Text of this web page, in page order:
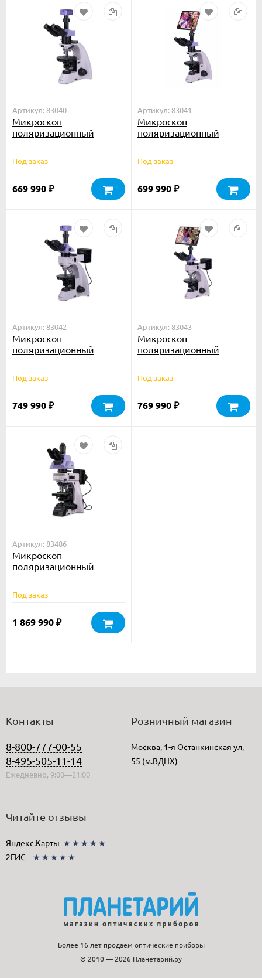
Артикул: 83040
Микроскоп
поляризационный
Под заказ
669 990 ₽
Артикул: 83041
Микроскоп
поляризационный
Под заказ
699 990 ₽
Артикул: 83042
Микроскоп
поляризационный
Под заказ
749 990 ₽
Артикул: 83043
Микроскоп
поляризационный
Под заказ
769 990 ₽
Артикул: 83486
Микроскоп
поляризационный
Под заказ
1 869 990 ₽
Контакты
8-800-777-00-55
8-495-505-11-14
Ежедневно, 9:00—21:00
Розничный магазин
Москва, 1-я Останкинская ул,
55 (м.ВДНХ)
Читайте отзывы
Яндекс.Карты ★★★★★
2ГИС
★★★★★
Более 16 лет продаём оптические приборы
© 2010 — 2026 Планетарий.ру